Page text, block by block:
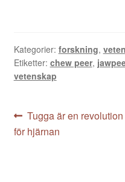
Kategorier: forskning,
Etiketter: chew peer,
vetenskap
Föregående
inlägg:
Tugga är en revolution
för hjärnan